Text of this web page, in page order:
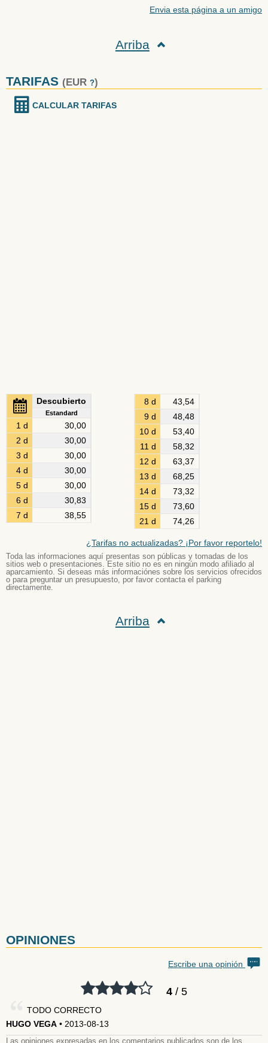
Envia esta página a un amigo
Arriba
TARIFAS (EUR ?)
CALCULAR TARIFAS
Descubierto
Estandard
1 d
30,00
2 d
30,00
3 d
30,00
4 d
30,00
5 d
30,00
6 d
30,83
7 d
38,55
8 d
43,54
9 d
48,48
10 d
53,40
11 d
58,32
12 d
63,37
13 d
68,25
14 d
73,32
15 d
73,60
21 d
74,26
¿Tarifas no actualizadas? ¡Por favor reportelo!
Toda las informaciones aquí presentas son públicas y tomadas de los
sitios web o presentaciones. Este sitio no es en ningún modo afiliado al
aparcamiento. Si deseas más informaciónes sobre los servicios ofrecidos
o para preguntar un presupuesto, por favor contacta el parking
directamente.
Arriba
OPINIONES
Escribe una opinión
4/ 5
TODO CORRECTO
HUGO VEGA • 2013-08-13
Las opiniones expresadas en los comentarios publicados son de los